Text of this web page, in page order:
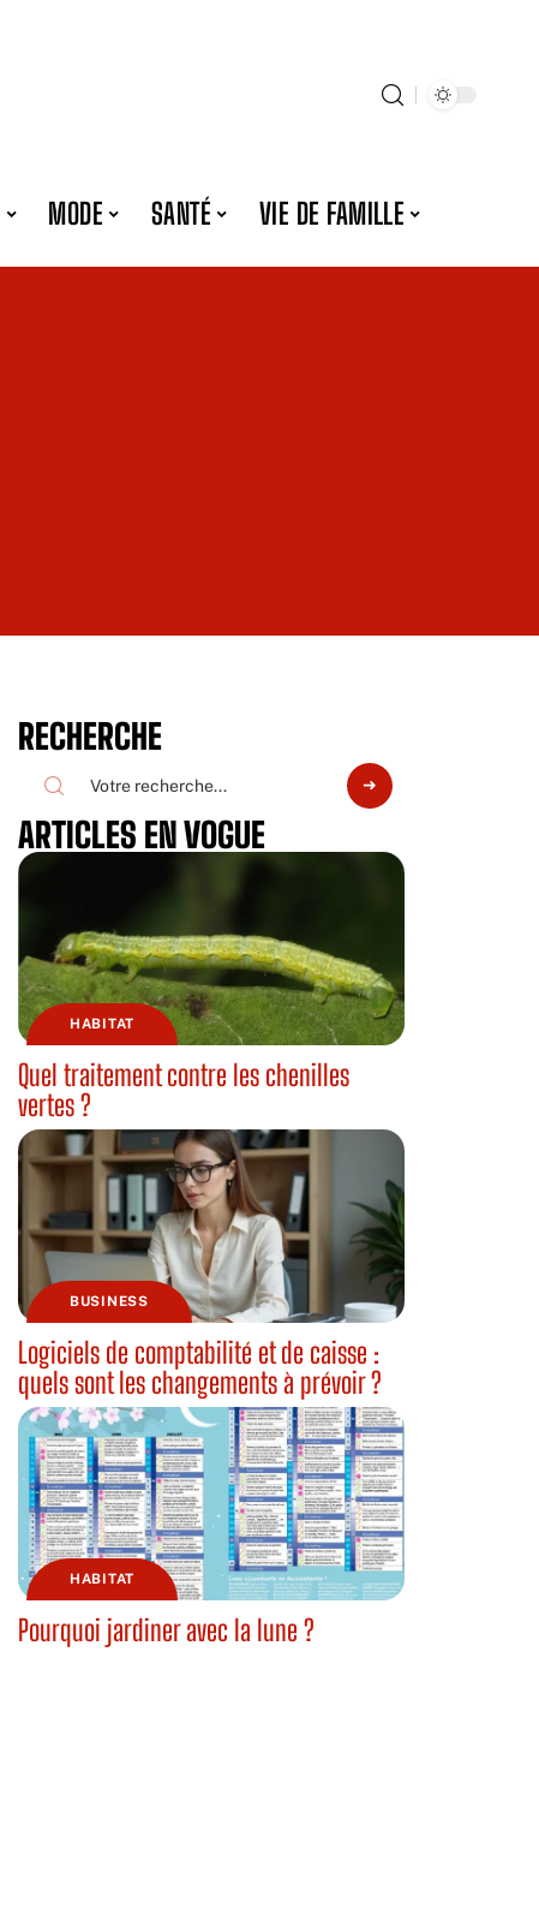
MODE SANTÉ VIE DE FAMILLE
RECHERCHE
ARTICLES EN VOGUE
HABITAT
Quel traitement contre les chenilles
vertes ?
BUSINESS
Logiciels de comptabilité et de caisse :
quels sont les changements à prévoir ?
HABITAT
Pourquoi jardiner avec la lune ?